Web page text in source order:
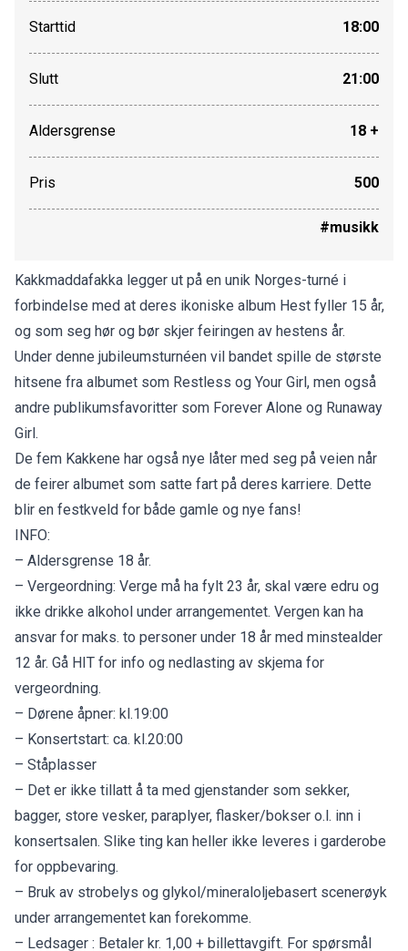
Starttid 18:00
Slutt 21:00
Aldersgrense 18 +
Pris 500
#musikk
Kakkmaddafakka legger ut på en unik Norges-turné i
forbindelse med at deres ikoniske album Hest fyller 15 år,
og som seg hør og bør skjer feiringen av hestens år.
Under denne jubileumsturnéen vil bandet spille de største
hitsene fra albumet som Restless og Your Girl, men også
andre publikumsfavoritter som Forever Alone og Runaway
Girl.
De fem Kakkene har også nye låter med seg på veien når
de feirer albumet som satte fart på deres karriere. Dette
blir en festkveld for både gamle og nye fans!
INFO:
– Aldersgrense 18 år.
– Vergeordning: Verge må ha fylt 23 år, skal være edru og
ikke drikke alkohol under arrangementet. Vergen kan ha
ansvar for maks. to personer under 18 år med minstealder
12 år. Gå HIT for info og nedlasting av skjema for
vergeordning.
– Dørene åpner: kl.19:00
– Konsertstart: ca. kl.20:00
– Ståplasser
– Det er ikke tillatt å ta med gjenstander som sekker,
bagger, store vesker, paraplyer, flasker/bokser o.l. inn i
konsertsalen. Slike ting kan heller ikke leveres i garderobe
for oppbevaring.
– Bruk av strobelys og glykol/mineraloljebasert scenerøyk
under arrangementet kan forekomme.
– Ledsager : Betaler kr. 1,00 + billettavgift. For spørsmål